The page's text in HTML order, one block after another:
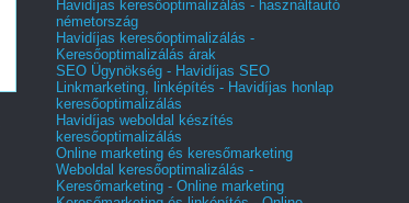
Havidíjas keresőoptimalizálás - használtautó
németország
Havidíjas keresőoptimalizálás -
Keresőoptimalizálás árak
SEO Ügynökség - Havidíjas SEO
Linkmarketing, linképítés - Havidíjas honlap
keresőoptimalizálás
Havidíjas weboldal készítés
keresőoptimalizálás
Online marketing és keresőmarketing
Weboldal keresőoptimalizálás -
Keresőmarketing - Online marketing